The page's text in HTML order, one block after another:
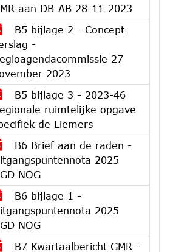
aan DB-AB 28-11-2023
B5 bijlage 2 - Concept-
-
27
2023
B5 bijlage 3 - 2023-46
ruimtelijke opgave
de Liemers
B6 Brief aan de raden -
2025
NOG
B6 bijlage 1 -
2025
NOG
B7 Kwartaalbericht GMR -